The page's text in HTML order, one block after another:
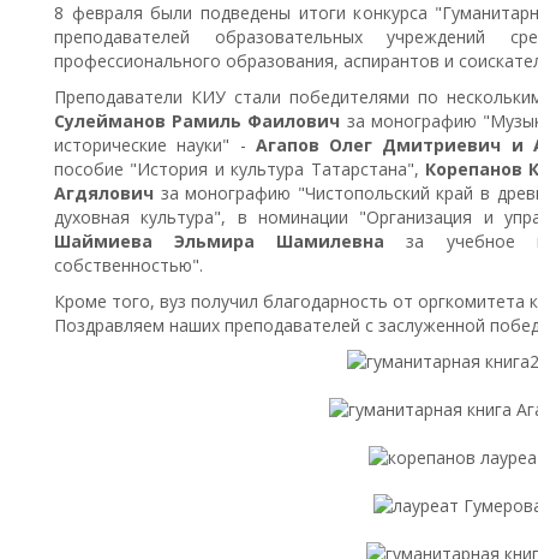
8 февраля были подведены итоги конкурса
преподавателей образовательных учреждений
профессионального образования, аспирантов и
Преподаватели КИУ стали победителями по
Сулейманов Рамиль Фаилович за монографию
исторические науки" - Агапов Олег Дмитриевич и
пособие "История и культура Татарстана", Корепанов
Агдялович за монографию "Чистопольский край в
духовная культура", в номинации "Организация и
Шаймиева Эльмира Шамилевна за учебное
собственностью".
Кроме того, вуз получил благодарность от оргкомитета
Поздравляем наших преподавателей с заслуженной